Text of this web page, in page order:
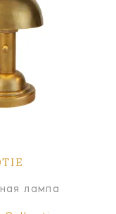
лампа